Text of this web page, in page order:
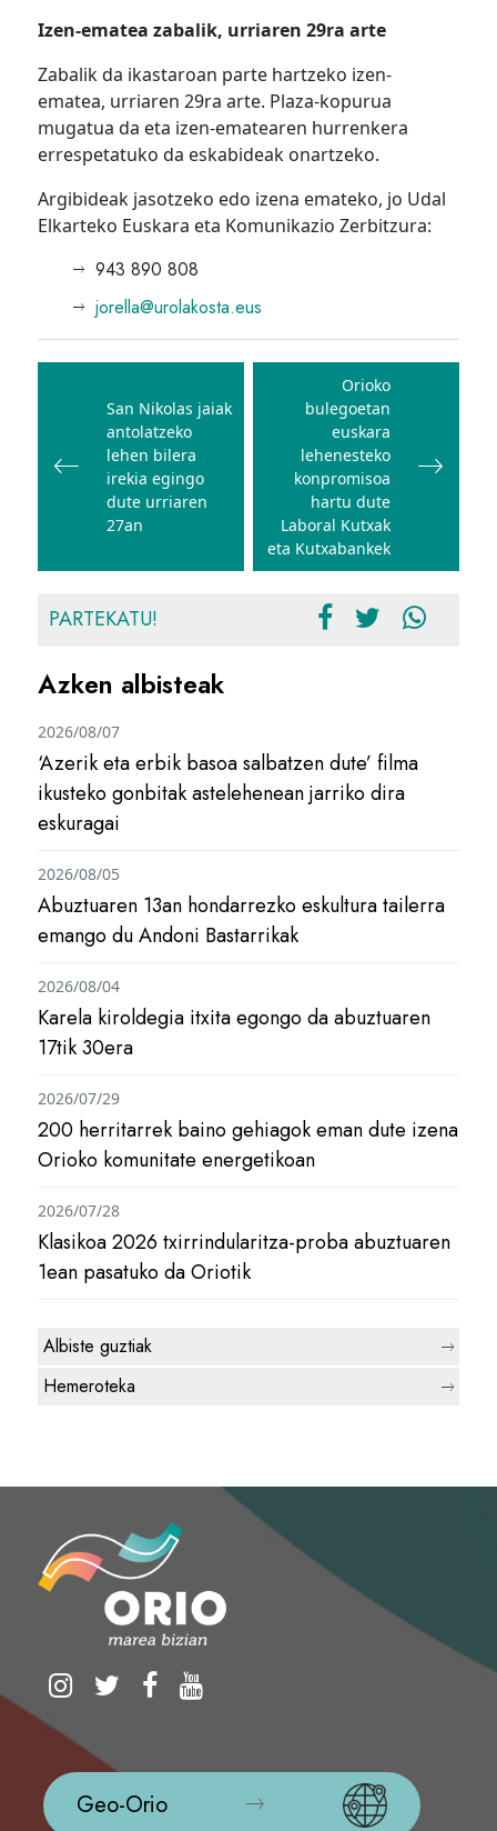
Izen-ematea zabalik, urriaren 29ra arte
Zabalik da ikastaroan parte hartzeko izen-
ematea, urriaren 29ra arte. Plaza-kopurua
mugatua da eta izen-ematearen hurrenkera
errespetatuko da eskabideak onartzeko.
Argibideak jasotzeko edo izena emateko, jo Udal
Elkarteko Euskara eta Komunikazio Zerbitzura:
943 890 808
jorella@urolakosta.eus
Bidalketetan
nabigatuSan Nikolas jaiak
antolatzeko
lehen bilera
irekia egingo
dute urriaren
27an
Orioko
bulegoetan
euskara
lehenesteko
konpromisoa
hartu dute
Laboral Kutxak
eta Kutxabankek
PARTEKATU!
Azken albisteak
‘Azerik eta erbik basoa salbatzen dute’ filma
ikusteko gonbitak astelehenean jarriko dira
eskuragai
2026/08/07
Abuztuaren 13an hondarrezko eskultura tailerra
emango du Andoni Bastarrikak
2026/08/05
Karela kiroldegia itxita egongo da abuztuaren
17tik 30era
2026/08/04
200 herritarrek baino gehiagok eman dute izena
Orioko komunitate energetikoan
2026/07/29
Klasikoa 2026 txirrindularitza-proba abuztuaren
1ean pasatuko da Oriotik
2026/07/28
Albiste guztiak
Hemeroteka
Geo-Orio